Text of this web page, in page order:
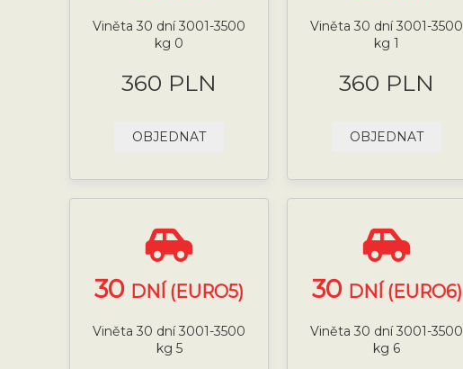
Viněta 30 dní 3001-3500
kg 0
360 PLN
OBJEDNAT
Viněta 30 dní 3001-3500
kg 1
360 PLN
OBJEDNAT
30 DNÍ (EURO5)
Viněta 30 dní 3001-3500
kg 5
30 DNÍ (EURO6)
Viněta 30 dní 3001-3500
kg 6